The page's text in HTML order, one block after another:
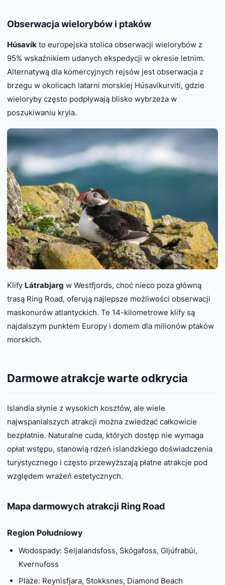
Obserwacja wielorybów i ptaków
Húsavík to europejska stolica obserwacji wielorybów z
95% wskaźnikiem udanych ekspedycji w okresie letnim.
Alternatywą dla komercyjnych rejsów jest obserwacja z
brzegu w okolicach latarni morskiej Húsavíkurviti, gdzie
wieloryby często podpływają blisko wybrzeża w
poszukiwaniu kryla.
Klify Látrabjarg w Westfjords, choć nieco poza główną
trasą Ring Road, oferują najlepsze możliwości obserwacji
maskonurów atlantyckich. Te 14-kilometrowe klify są
najdalszym punktem Europy i domem dla milionów ptaków
morskich.
Darmowe atrakcje warte odkrycia
Islandia słynie z wysokich kosztów, ale wiele
najwspanialszych atrakcji można zwiedzać całkowicie
bezpłatnie. Naturalne cuda, których dostęp nie wymaga
opłat wstępu, stanowią rdzeń islandzkiego doświadczenia
turystycznego i często przewyższają płatne atrakcje pod
względem wrażeń estetycznych.
Mapa darmowych atrakcji Ring Road
Region Południowy
Wodospady: Seljalandsfoss, Skógafoss, Gljúfrabúi,
Kvernufoss
Plaże: Reynisfjara, Stokksnes, Diamond Beach